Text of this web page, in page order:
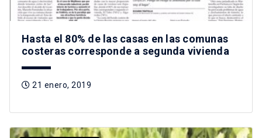
Hasta el 80% de las casas en las comunas
costeras corresponde a segunda vivienda
21 enero, 2019